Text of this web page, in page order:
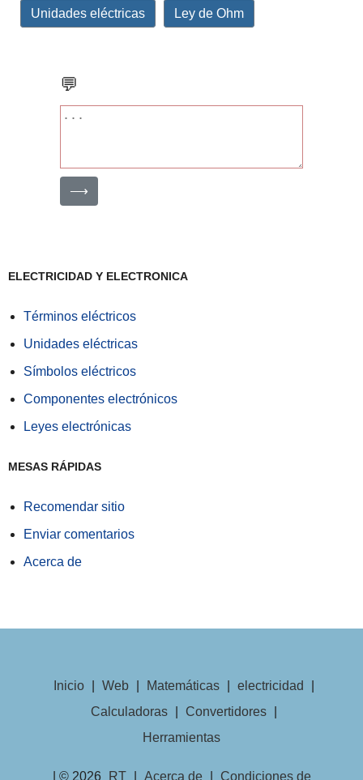
Unidades eléctricas Ley de Ohm
💬
⟶
ELECTRICIDAD Y ELECTRONICA
Términos eléctricos
Unidades eléctricas
Símbolos eléctricos
Componentes electrónicos
Leyes electrónicas
MESAS RÁPIDAS
Recomendar sitio
Enviar comentarios
Acerca de
Inicio Web Matemáticas electricidad
Calculadoras
Convertidores
Herramientas
| © 2026 RT Acerca de Condiciones de